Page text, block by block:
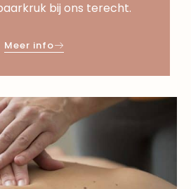
bij ons terecht.
Meer info